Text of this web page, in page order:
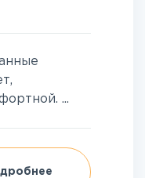
...